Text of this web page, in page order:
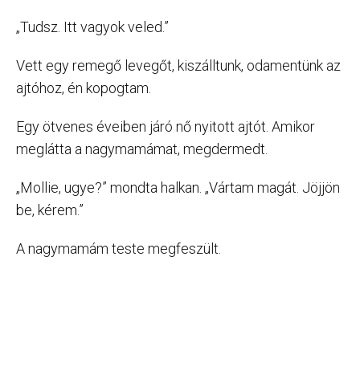
„Tudsz. Itt vagyok veled.”
Vett egy remegő levegőt, kiszálltunk, odamentünk az
ajtóhoz, én kopogtam.
Egy ötvenes éveiben járó nő nyitott ajtót. Amikor
meglátta a nagymamámat, megdermedt.
„Mollie, ugye?” mondta halkan. „Vártam magát. Jöjjön
be, kérem.”
A nagymamám teste megfeszült.